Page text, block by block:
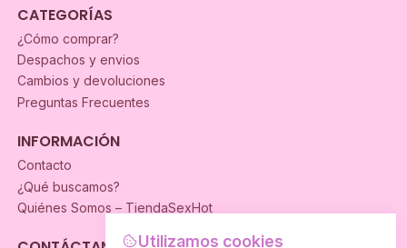
CATEGORÍAS
¿Cómo comprar?
Despachos y envios
Cambios y devoluciones
Preguntas Frecuentes
INFORMACIÓN
Contacto
¿Qué buscamos?
Quiénes Somos – TiendaSexHot
Utilizamos cookies